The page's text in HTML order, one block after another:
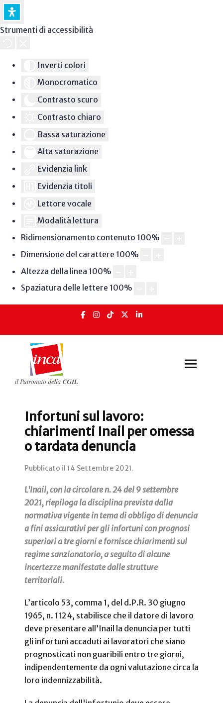
Strumenti di accessibilità
Inverti colori
Monocromatico
Contrasto scuro
Contrasto chiaro
Bassa saturazione
Alta saturazione
Evidenzia link
Evidenzia titoli
Lettore vocale
Modalità lettura
Ridimensionamento contenuto 100%
Dimensione del carattere 100%
Altezza della linea 100%
Spaziatura delle lettere 100%
Infortuni sul lavoro:
chiarimenti Inail per omessa
o tardata denuncia
Pubblicato il 14 Settembre 2021.
L'Inail, con la circolare n. 24 del 9 settembre
2021, riepiloga la disciplina prevista dalla
normativa vigente in tema di obbligo di denuncia
a fini assicurativi per gli infortuni con prognosi
superiori a tre giorni e fornisce chiarimenti sul
regime sanzionatorio, a seguito di alcune
incertezze manifestate dalle strutture
territoriali.
L’articolo 53, comma 1, del d.P.R. 30 giugno
1965, n. 1124, stabilisce che il datore di lavoro
deve presentare all’Inail la denuncia per tutti
gli infortuni accaduti ai lavoratori che siano
prognosticati non guaribili entro tre giorni,
indipendentemente da ogni valutazione circa la
loro indennizzabilità.